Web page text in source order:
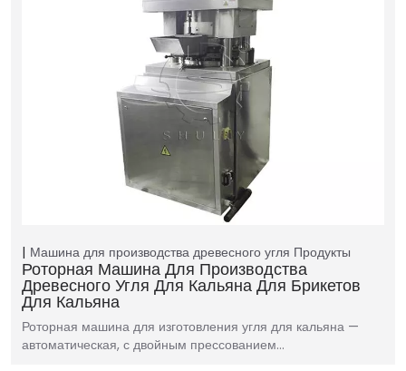
Машина для производства древесного угля Продукты
Роторная Машина Для Производства
Древесного Угля Для Кальяна Для Брикетов
Для Кальяна
Роторная машина для изготовления угля для кальяна —
автоматическая, с двойным прессованием…